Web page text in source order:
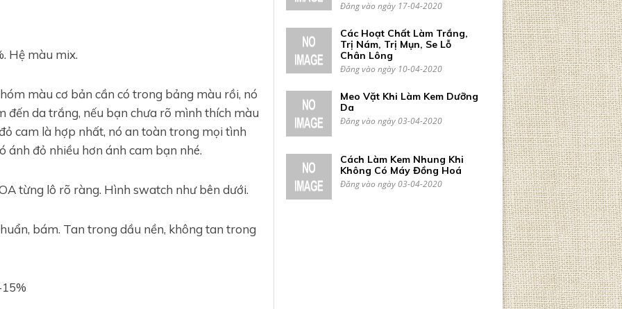
Hệ màu mix.
màu cơ bản cần có trong bảng màu rồi, nó
đến da trắng, nếu bạn chưa rõ mình thích màu
cam là hợp nhất, nó an toàn trong mọi tình
ánh đỏ nhiều hơn ánh cam bạn nhé.
từng lô rõ ràng. Hình swatch như bên dưới.
bám. Tan trong dầu nền, không tan trong
Đăng vào ngày 17-04-2020
Các Hoạt Chất Làm Trắng,
Trị Nám, Trị Mụn, Se Lỗ
Chân Lông
Đăng vào ngày 10-04-2020
Meo Vặt Khi Làm Kem Dưỡng
Da
Đăng vào ngày 03-04-2020
Cách Làm Kem Nhung Khi
Không Có Máy Đồng Hoá
Đăng vào ngày 03-04-2020